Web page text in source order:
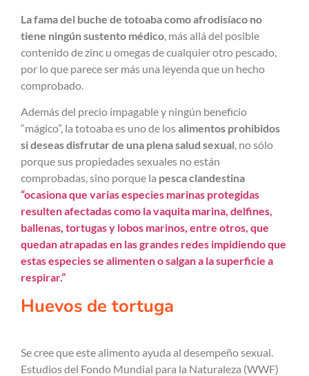
La fama del buche de totoaba como afrodisíaco no
tiene ningún sustento médico, más allá del posible
contenido de zinc u omegas de cualquier otro pescado,
por lo que parece ser más una leyenda que un hecho
comprobado.
Además del precio impagable y ningún beneficio
“mágico”, la totoaba es uno de losalimentos prohibidos
si deseas disfrutar de una plena salud sexual, no sólo
porque sus propiedades sexuales no están
comprobadas, sino porque la pesca clandestina
“ocasiona que varias especies marinas protegidas
resulten afectadas como la vaquita marina, delfines,
ballenas, tortugas y lobos marinos, entre otros, que
quedan atrapadas en las grandes redes impidiendo que
estas especies se alimenten o salgan a la superficie a
respirar.”
Huevos de tortuga
Se cree que este alimento ayuda al desempeño sexual.
Estudios del Fondo Mundial para la Naturaleza (WWF)